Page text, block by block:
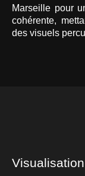
Marseille pour
cohérente,
des visuels